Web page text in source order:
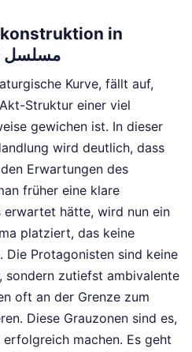
in
مسلسل
Kurve, fällt auf,
Struktur einer viel
gewichen ist. In dieser
wird deutlich, dass
Erwartungen des
früher eine klare
erwartet hätte, wird nun ein
platziert, das keine
Protagonisten sind keine
sondern zutiefst ambivalente
oft an der Grenze zum
Diese Grauzonen sind es,
machen. Es geht